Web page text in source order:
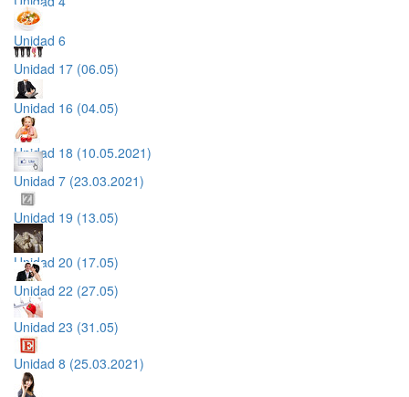
Unidad 6
Unidad 17 (06.05)
Unidad 16 (04.05)
Unidad 18 (10.05.2021)
Unidad 7 (23.03.2021)
Unidad 19 (13.05)
Unidad 20 (17.05)
Unidad 22 (27.05)
Unidad 23 (31.05)
Unidad 8 (25.03.2021)